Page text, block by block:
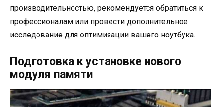
производительностью, рекомендуется обратиться к
профессионалам или провести дополнительное
исследование для оптимизации вашего ноутбука.
Подготовка к установке нового
модуля памяти